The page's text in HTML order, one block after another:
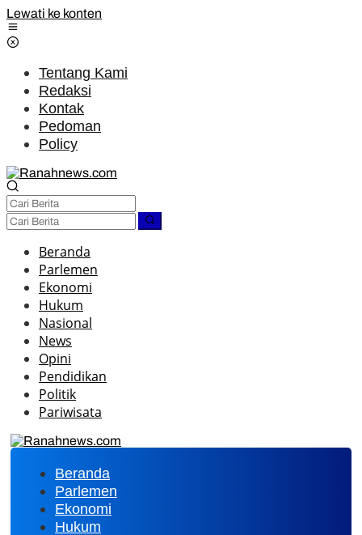
Lewati ke konten
Tentang Kami
Redaksi
Kontak
Pedoman
Policy
Beranda
Parlemen
Ekonomi
Hukum
Nasional
News
Opini
Pendidikan
Politik
Pariwisata
Beranda
Parlemen
Ekonomi
Hukum